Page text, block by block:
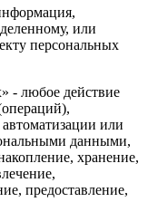
или
персональных
- любое действие
или
данными,
хранение,
предоставление,